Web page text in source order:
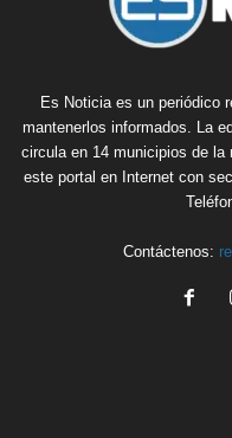
Es Noticia es un periódico
mantenerlos informados. La
circula en 14 municipios de la
este portal en Internet con
Contáctenos: